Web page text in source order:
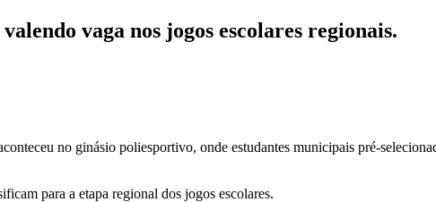
vaga nos jogos escolares regionais.
no ginásio poliesportivo, onde estudantes municipais pré-
para a etapa regional dos jogos escolares.